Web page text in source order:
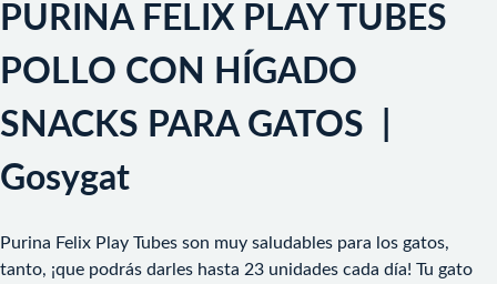
PURINA FELIX PLAY TUBES
POLLO CON HÍGADO
SNACKS PARA GATOS |
Gosygat
Purina Felix Play Tubes son muy saludables para los gatos,
tanto, ¡que podrás darles hasta 23 unidades cada día! Tu gato